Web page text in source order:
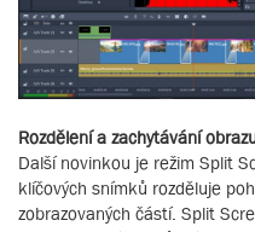
Rozdělení a zachytávání
Další novinkou je režim Split
klíčových snímků rozděluje
zobrazovaných částí. Split